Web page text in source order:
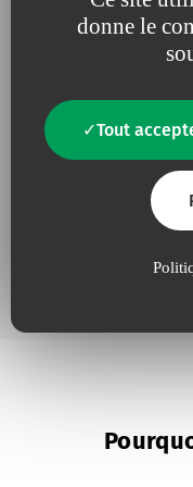
donne le
Tout
Les maladies
cérébraux sont
Au moins 80 %
maladies
cérébraux
nombre de
prévention, aux